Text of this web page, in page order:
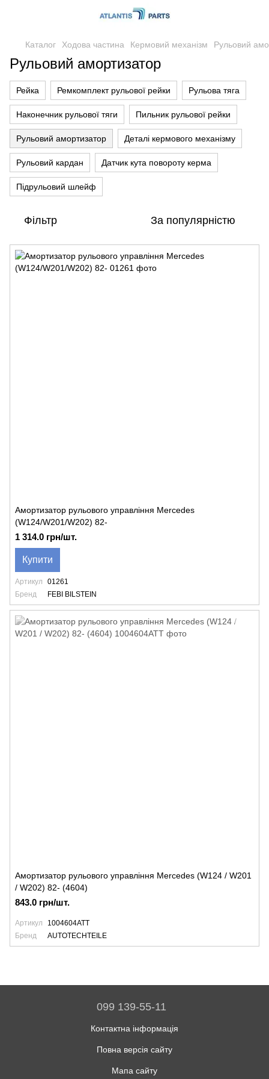
Каталог Ходова частина Кермовий механізм Рульовий
Рульовий амортизатор
Рейка Ремкомплект рульової рейки Рульова тяга
Наконечник рульової тяги Пильник рульової рейки
Рульовий амортизатор Деталі кермового механізму
Рульовий кардан Датчик кута повороту керма
Підрульовий шлейф
Фільтр За популярністю
Амортизатор рульового управління Mercedes
(W124/W201/W202) 82-
1 314.0 грн/шт.
Купити
Артикул
01261
Бренд
FEBI BILSTEIN
Амортизатор рульового управління Mercedes (W124 / W201
/ W202) 82- (4604)
843.0 грн/шт.
Артикул
1004604ATT
Бренд
AUTOTECHTEILE
099 139-55-11
Контактна інформація
Повна версія сайту
Мапа сайту